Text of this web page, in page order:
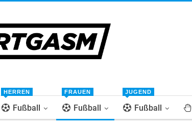
Fußball
HERREN
Fußball
FRAUEN
Fußball
JUGEND